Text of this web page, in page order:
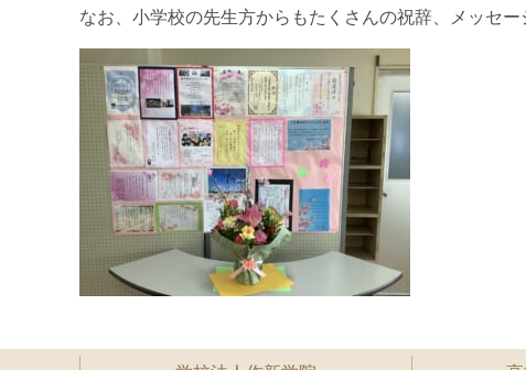
なお、小学校の先生方からもたくさんの祝辞、メッセ